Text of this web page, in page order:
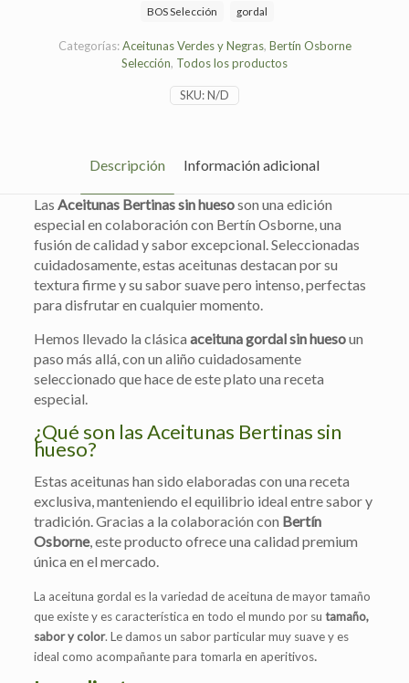
cantidad
SKU:N/D
Categorías:Aceitunas Verdes y Negras, Bertín Osborne
Selección, Todos los productos
BOS Selección
gordal
Descripción Información adicional
Las Aceitunas Bertinas sin huesoson una edición
especial en colaboración con Bertín Osborne, una
fusión de calidad y sabor excepcional. Seleccionadas
cuidadosamente, estas aceitunas destacan por su
textura firme y su sabor suave pero intenso, perfectas
para disfrutar en cualquier momento.
Hemos llevado la clásica aceituna gordal sin huesoun
paso más allá, con un aliño cuidadosamente
seleccionado que hace de este plato una receta
especial.
¿Qué son las Aceitunas Bertinas sin
hueso?
Estas aceitunas han sido elaboradas con una receta
exclusiva, manteniendo el equilibrio ideal entre sabor y
tradición. Gracias a la colaboración con Bertín
Osborne, este producto ofrece una calidad premium
única en el mercado.
La aceituna gordal es la variedad de aceituna de mayor tamaño
que existe y es característica en todo el mundo por su tamaño,
sabor y color. Le damos un sabor particular muy suave y es
ideal como acompañante para tomarla en aperitivos.